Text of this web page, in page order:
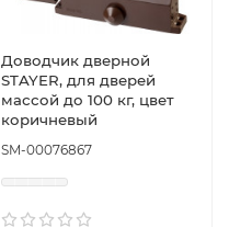
Доводчик дверной
STAYER, для дверей
массой до 100 кг, цвет
коричневый
SM-00076867